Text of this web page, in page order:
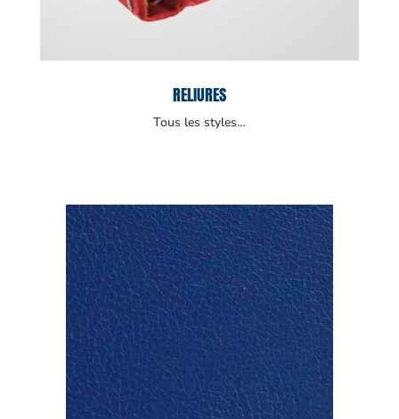
RELIURES
Tous les styles…